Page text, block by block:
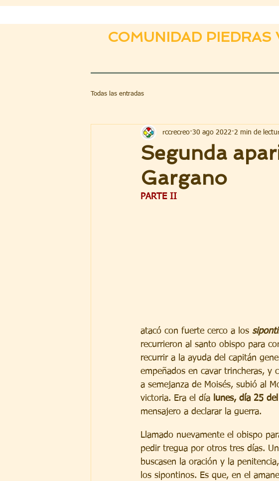
COMUNIDAD PIEDRAS
Todas las entradas
Segunda
Gargano
rccrecreo 30 ago 2022 2 min de
PARTE II
atacó con fuerte cerco a los
recurrieron al santo obispo para
recurrir a la ayuda del capitán
empeñados en cavar trincheras, y
a semejanza de Moisés, subió al
victoria. Era el día
lunes, día 25
mensajero a declarar la guerra.
Llamado nuevamente el obispo
pedir tregua por otros tres días.
buscasen la oración y la
los sipontinos. Es que, en el